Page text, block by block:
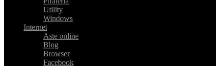
Utility
Windows
Internet
Aste online
Blog
Browser
Facebook